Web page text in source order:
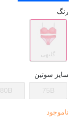
رنگ
گلبهی
سایز سوتین
75B
80B
ناموجود